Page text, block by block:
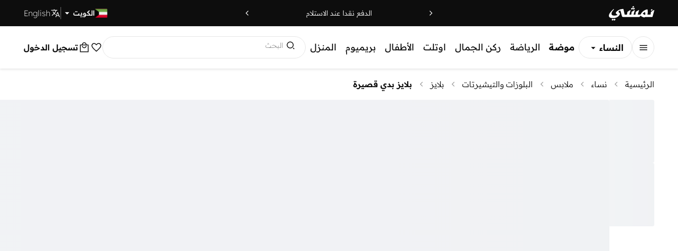
الدفع نقدا عند الاستلام الكويت English
النساء
موضة الرياضة ركن الجمال اوتلت الأطفال بريميوم المنزل البحث تسجيل الدخول
الرئيسية نساء ملابس البلوزات والتيشيرتات بلايز بلايز بدي قصيرة